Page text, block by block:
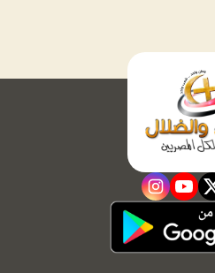
twitter
youtube
instagram